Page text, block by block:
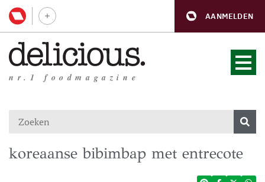
AANMELDEN
nr.1 foodmagazine
koreaanse bibimbap met entrecote